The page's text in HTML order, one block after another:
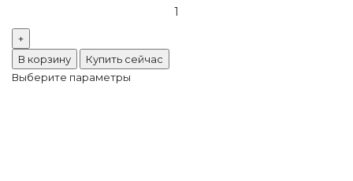
Стеклянные
стразы
Люкс
Ruby
В корзину
Купить сейчас
Выберите параметры